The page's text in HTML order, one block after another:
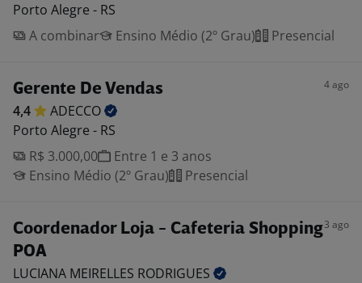
Porto Alegre - RS
A combinar
Ensino Médio (2º Grau) Presencial
Gerente De Vendas 4 ago
4,4
ADECCO
Porto Alegre - RS
R$ 3.000,00
Entre 1 e 3 anos
Ensino Médio (2º Grau)
Presencial
Coordenador Loja - Cafeteria Shopping
POA
3 ago
LUCIANA MEIRELLES RODRIGUES